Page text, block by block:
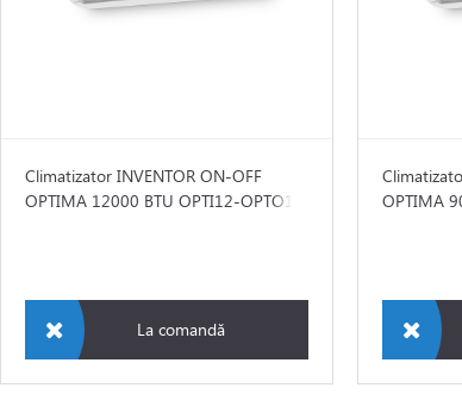
Climatizator INVENTOR ON-OFF
OPTIMA 12000 BTU OPTI12-OPTO12
La comandă
OPTIMA